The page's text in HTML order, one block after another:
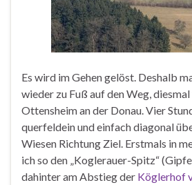
Es wird im Gehen gelöst. Deshalb
wieder zu Fuß auf den Weg,
Ottensheim an der Donau. Vier
querfeldein und einfach diagonal
Wiesen Richtung Ziel. Erstmals in
ich so den „Koglerauer-Spitz“
dahinter am Abstieg der Köglerhof